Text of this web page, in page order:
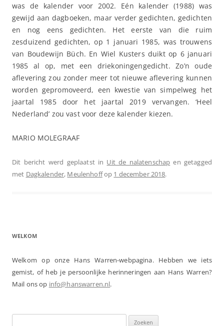
was de kalender voor 2002. Eén kalender (1988) was
gewijd aan dagboeken, maar verder gedichten, gedichten
en nog eens gedichten. Het eerste van die ruim
zesduizend gedichten, op 1 januari 1985, was trouwens
van Boudewijn Büch. En Wiel Kusters duikt op 6 januari
1985 al op, met een driekoningengedicht. Zo’n oude
aflevering zou zonder meer tot nieuwe aflevering kunnen
worden gepromoveerd, een kwestie van simpelweg het
jaartal 1985 door het jaartal 2019 vervangen. ‘Heel
Nederland’ zou vast voor deze kalender kiezen.
MARIO MOLEGRAAF
Dit bericht werd geplaatst in Uit de nalatenschap en getagged
met Dagkalender, Meulenhoffop 1 december 2018.
WELKOM
Welkom op onze Hans Warren-webpagina. Hebben we iets
gemist, of heb je persoonlijke herinneringen aan Hans Warren?
Mail ons op info@hanswarren.nl.